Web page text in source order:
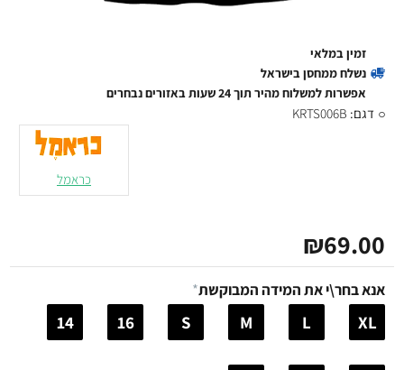
₪69.00
זמין במלאי
נשלח ממחסן בישראל
אפשרות למשלוח מהיר תוך 24 שעות באזורים נבחרים
דגם: KRTS006B
כראמל
אנא בחר\י את המידה המבוקשת
XL
L
M
S
16
14